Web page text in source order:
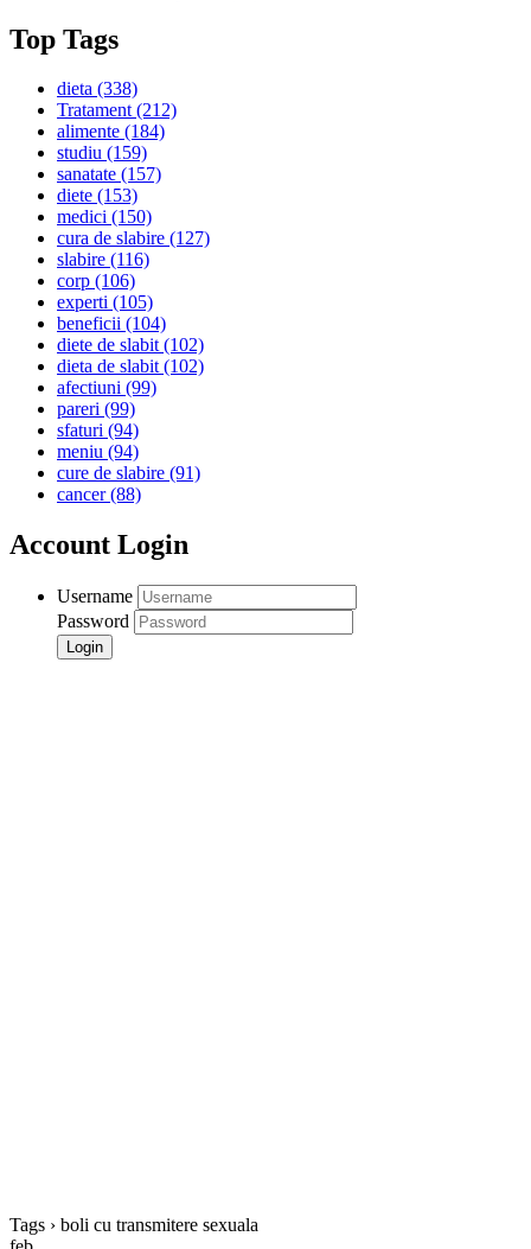
Top Tags
dieta (338)
Tratament(212)
alimente (184)
studiu (159)
sanatate (157)
diete (153)
medici (150)
cura de slabire (127)
slabire (116)
corp (106)
experti (105)
beneficii (104)
diete de slabit(102)
dieta de slabit(102)
afectiuni (99)
pareri (99)
sfaturi (94)
meniu (94)
cure de slabire (91)
cancer(88)
Account Login
Username
Password
Tags › boli cu transmitere sexuala